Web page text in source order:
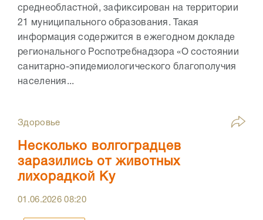
среднеобластной, зафиксирован на территории
21 муниципального образования. Такая
информация содержится в ежегодном докладе
регионального Роспотребнадзора «О состоянии
санитарно-эпидемиологического благополучия
населения...
Здоровье
Несколько волгоградцев
заразились от животных
лихорадкой Ку
01.06.202608:20